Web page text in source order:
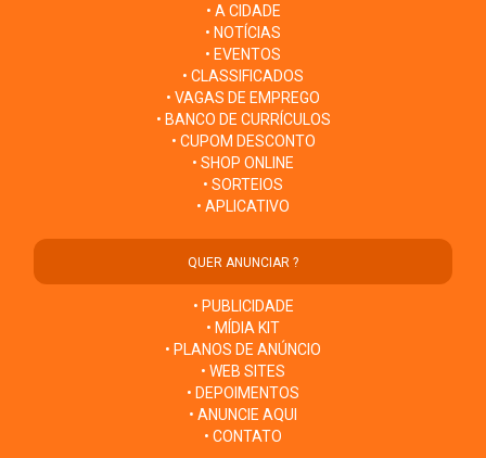
• A CIDADE
• NOTÍCIAS
• EVENTOS
• CLASSIFICADOS
• VAGAS DE EMPREGO
• BANCO DE CURRÍCULOS
• CUPOM DESCONTO
• SHOP ONLINE
• SORTEIOS
• APLICATIVO
QUER ANUNCIAR ?
• PUBLICIDADE
• MÍDIA KIT
• PLANOS DE ANÚNCIO
• WEB SITES
• DEPOIMENTOS
• ANUNCIE AQUI
• CONTATO